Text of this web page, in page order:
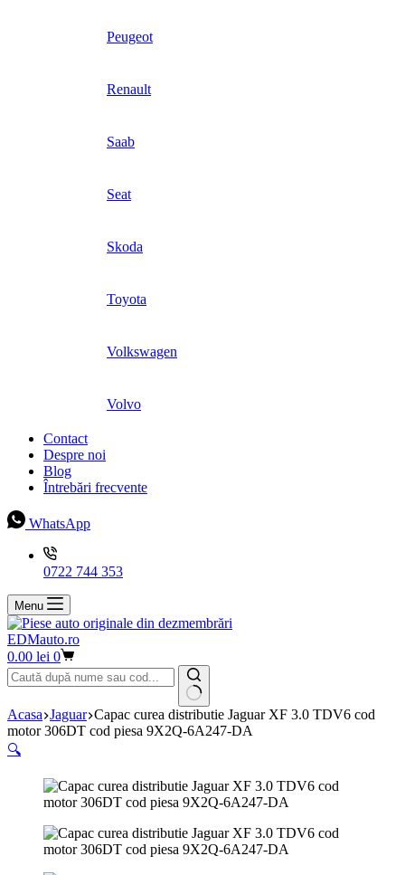
Peugeot
Renault
Saab
Seat
Skoda
Toyota
Volkswagen
Volvo
Contact
Despre noi
Blog
Întrebări frecvente
WhatsApp
0722 744 353
Menu
EDMauto.ro
Coș
de
cumpărături
0.00 lei 0
Niciun
rezultat
Acasa Jaguar Capac curea distributie Jaguar XF 3.0 TDV6 cod
motor 306DT cod piesa 9X2Q-6A247-DA
🔍